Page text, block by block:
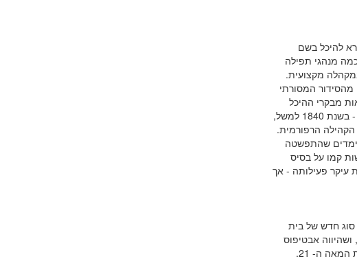
להיכל בשם
מנהגי תפילה
מקצועית.
המסורתי
מבקרי ההיכל
החדש שלא הפסיקו לזרום לטמפל החדש. בית הכנסת היה להצלחה כבירה - בשנת 1840 למשל,
את הקהילה הרפורמית.
שהתפשטה
קמו על בסיס
עיקר פעילותה - אך
סוג חדש של בית
יהודי, שהיה פעיל לאורך זמן [למעלה ממאה שנים עד לשנת 1938], ושהיווה אבטיפוס
ה- 21.